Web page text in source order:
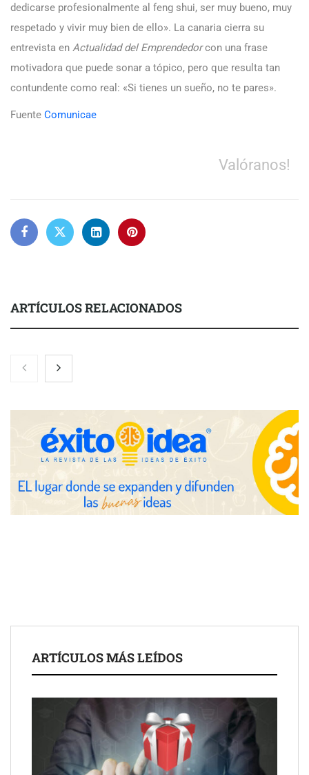
dedicarse profesionalmente al feng shui, ser muy bueno, muy
respetado y vivir muy bien de ello». La canaria cierra su
entrevista en Actualidad del Emprendedorcon una frase
motivadora que puede sonar a tópico, pero que resulta tan
contundente como real: «Si tienes un sueño, no te pares».
Fuente Comunicae
Valóranos!
ARTÍCULOS RELACIONADOS
Nicols presenta seis modelos de anillos de compromiso para el
eclipse solar del 12 de agosto
Zoomex mejora su Strategy Center con herramientas
avanzadas para trading estratégico
COMPALISS de LYSOTRIC: cuando un solo producto multiplica
las posibilidades del salón profesional
ARTÍCULOS MÁS LEÍDOS